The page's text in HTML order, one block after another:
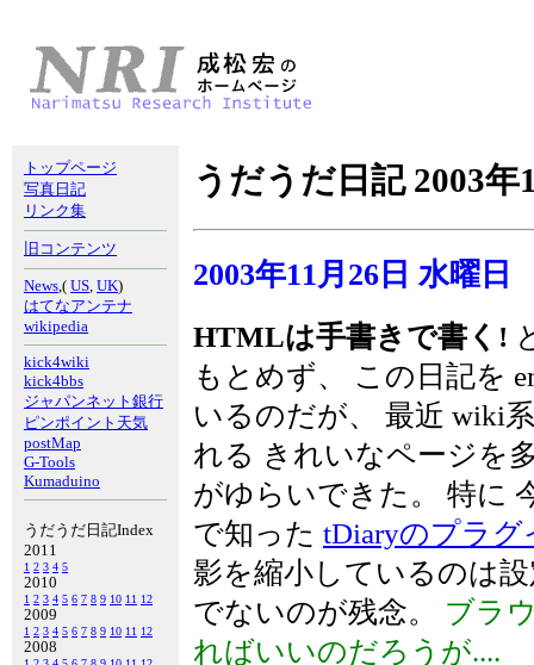
トップページ
写真日記
リンク集
旧コンテンツ
News,( US, UK)
はてなアンテナ
wikipedia
kick4wiki
kick4bbs
ジャパンネット銀行
ピンポイント天気
postMap
G-Tools
Kumaduino
うだうだ日記Index
2011
1 2 3 4 5
2010
1 2 3 4 5 6 7 8 9 10 11 12
2009
1 2 3 4 5 6 7 8 9 10 11 12
2008
うだうだ日記 2003年
2003年11月26日 水曜日
HTMLは手書きで書く!
もとめず、 この日記を
いるのだが、 最近 wiki
れる きれいなページを
がゆらいできた。 特に
で知った tDiaryのプラグ
影を縮小しているのは
でないのが残念。 ブラ
ればいいのだろうが....